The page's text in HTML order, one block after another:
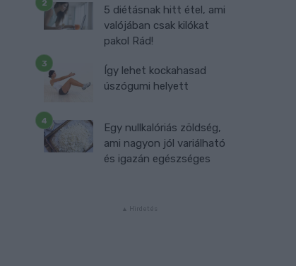
5 diétásnak hitt étel, ami
valójában csak kilókat
pakol Rád!
Így lehet kockahasad
úszógumi helyett
Egy nullkalóriás zöldség,
ami nagyon jól variálható
és igazán egészséges